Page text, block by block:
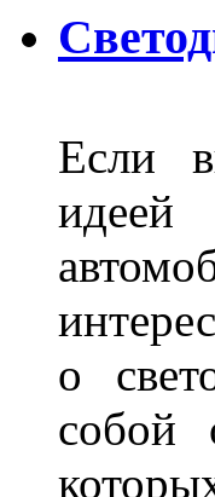
Если
идеей
о
собой